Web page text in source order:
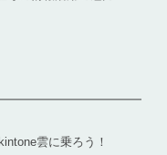
雲に乗ろう！